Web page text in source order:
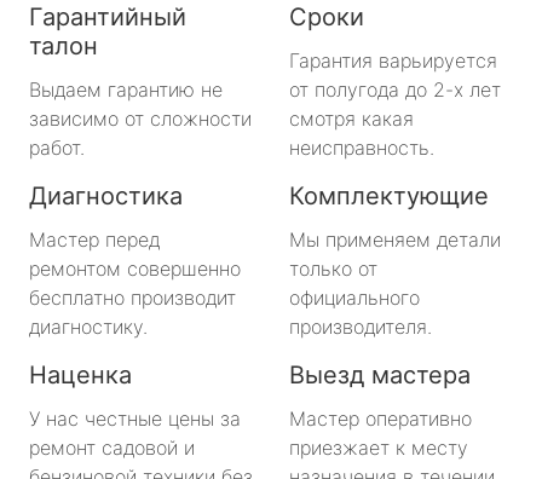
Гарантийный
талон
Выдаем гарантию не
зависимо от сложности
работ.
Сроки
Гарантия варьируется
от полугода до 2-х лет
смотря какая
неисправность.
Диагностика
Мастер перед
ремонтом совершенно
бесплатно производит
диагностику.
Комплектующие
Мы применяем детали
только от
официального
производителя.
Наценка
У нас честные цены за
ремонт садовой и
Выезд мастера
Мастер оперативно
приезжает к месту